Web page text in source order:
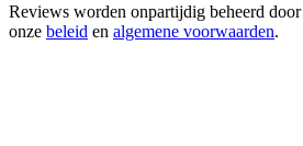
Reviews worden onpartijdig beheerd door
onze beleid en algemene voorwaarden.